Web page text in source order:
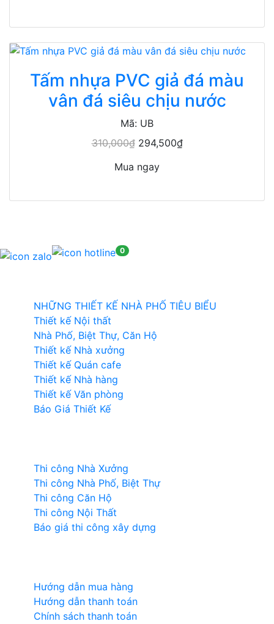
Tấm nhựa PVC giả đá màu
vân đá siêu chịu nước
Mã: UB
310,000₫294,500₫
Mua ngay
0
NHỮNG THIẾT KẾ NHÀ PHỐ TIÊU BIỂU
Thiết kế Nội thất
Nhà Phố, Biệt Thự, Căn Hộ
Thiết kế Nhà xưởng
Thiết kế Quán cafe
Thiết kế Nhà hàng
Thiết kế Văn phòng
Báo Giá Thiết Kế
Thi công Nhà Xưởng
Thi công Nhà Phố, Biệt Thự
Thi công Căn Hộ
Thi công Nội Thất
Báo giá thi công xây dựng
Hướng dẫn mua hàng
Hướng dẫn thanh toán
Chính sách thanh toán